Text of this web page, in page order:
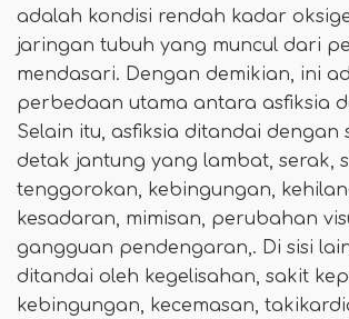
adalah kondisi rendah kadar
jaringan tubuh yang muncul dari
mendasari. Dengan demikian, ini
perbedaan utama antara asfiksia
Selain itu, asfiksia ditandai dengan
detak jantung yang lambat, serak,
tenggorokan, kebingungan,
kesadaran, mimisan, perubahan
gangguan pendengaran,. Di sisi
ditandai oleh kegelisahan, sakit
kebingungan, kecemasan,